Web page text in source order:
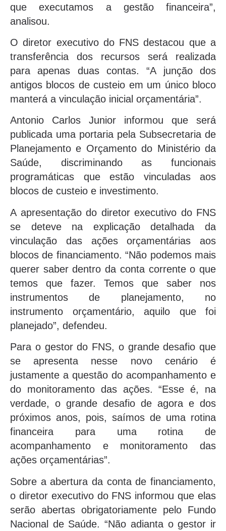
que executamos a gestão financeira”,
analisou.
O diretor executivo do FNS destacou que a
transferência dos recursos será realizada
para apenas duas contas. “A junção dos
antigos blocos de custeio em um único bloco
manterá a vinculação inicial orçamentária”.
Antonio Carlos Junior informou que será
publicada uma portaria pela Subsecretaria de
Planejamento e Orçamento do Ministério da
Saúde, discriminando as funcionais
programáticas que estão vinculadas aos
blocos de custeio e investimento.
A apresentação do diretor executivo do FNS
se deteve na explicação detalhada da
vinculação das ações orçamentárias aos
blocos de financiamento. “Não podemos mais
querer saber dentro da conta corrente o que
temos que fazer. Temos que saber nos
instrumentos de planejamento, no
instrumento orçamentário, aquilo que foi
planejado”, defendeu.
Para o gestor do FNS, o grande desafio que
se apresenta nesse novo cenário é
justamente a questão do acompanhamento e
do monitoramento das ações. “Esse é, na
verdade, o grande desafio de agora e dos
próximos anos, pois, saímos de uma rotina
financeira para uma rotina de
acompanhamento e monitoramento das
ações orçamentárias”.
Sobre a abertura da conta de financiamento,
o diretor executivo do FNS informou que elas
serão abertas obrigatoriamente pelo Fundo
Nacional de Saúde. “Não adianta o gestor ir